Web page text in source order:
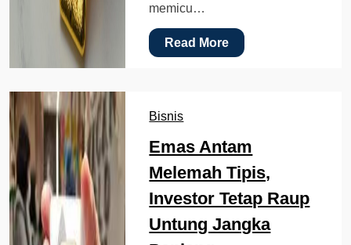
memicu…
Read More
Bisnis
Emas Antam
Melemah Tipis,
Investor Tetap Raup
Untung Jangka